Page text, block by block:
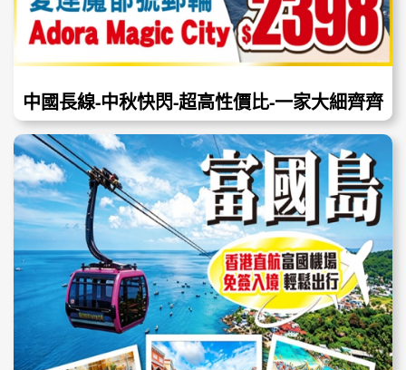
中國長線-中秋快閃-超高性價比-一家大細齊齊
去旅行！